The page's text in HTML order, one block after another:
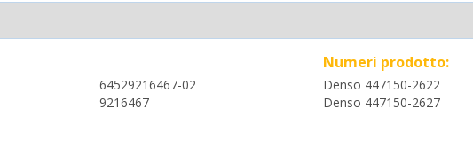
64529216467-02
9216467
Numeri prodotto:
Denso 447150-2622
Denso 447150-2627